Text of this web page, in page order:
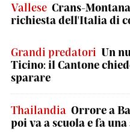
Vallese Crans-
richiesta dell'Italia di
Grandi predatori Un
Ticino: il Cantone
sparare
Thailandia Orrore a
poi va a scuola e fa